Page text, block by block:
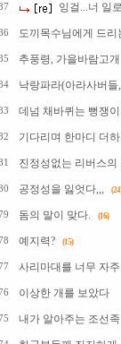
잉걸...너 일
도끼목수님에게 드리
추풍령, 가을바람고개
낙랑파라(아라사버들
데넘 채바퀴는 뻥쟁이
기다리며 한마디 더하
진정성없는 리버스
공정성을 잃엇다,,, (24)
돔의 말이 맞다. (16)
예지력? (15)
사리마대를 너무 자
이상한 개를 보았다
내가 알아주는 조선